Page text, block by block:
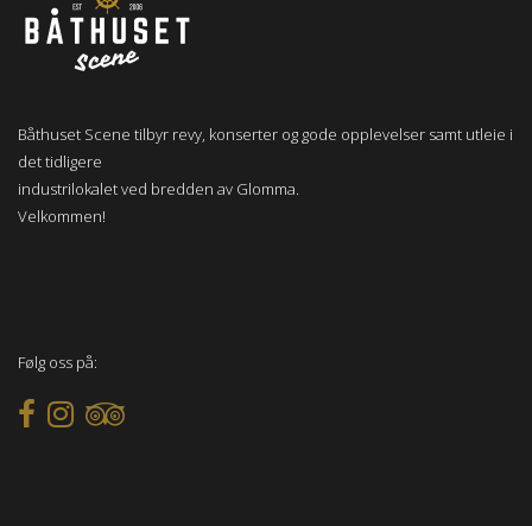
Båthuset Scene tilbyr revy, konserter og gode opplevelser samt utleie i
det tidligere
industrilokalet ved bredden av Glomma.
Velkommen!
Følg oss på: